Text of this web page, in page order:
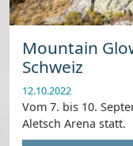
Mountain
Schweiz
12.10.2022
Vom 7. bis 10.
Aletsch Arena statt.